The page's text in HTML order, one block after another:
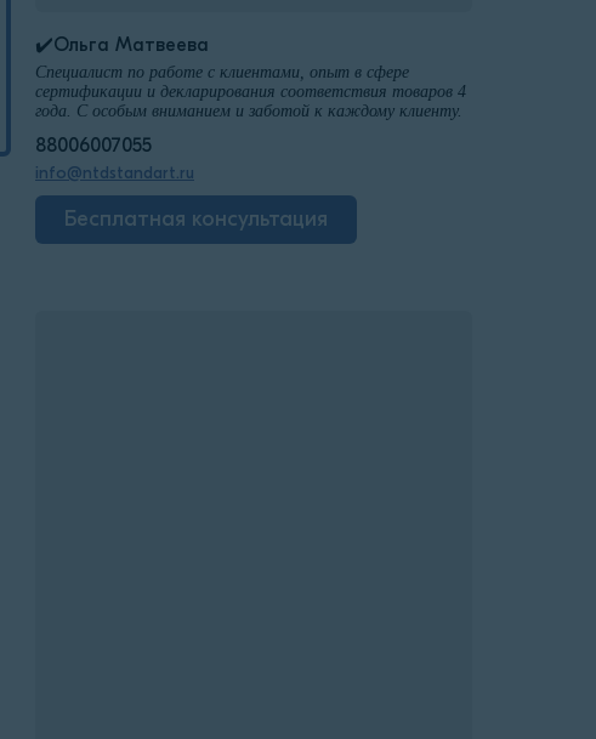
✔️Ольга Матвеева
Специалист по работе с клиентами, опыт в сфере
сертификации и декларирования соответствия товаров 4
года. С особым вниманием и заботой к каждому клиенту.
88006007055
info@ntdstandart.ru
Бесплатная консультация